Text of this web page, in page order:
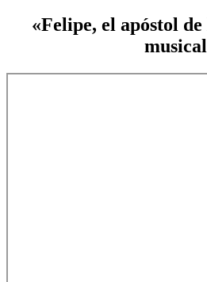
«Felipe, el apóstol